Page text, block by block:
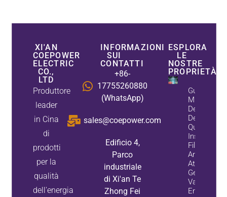
XI'AN
COEPOWER
ELECTRIC
CO.,
LTD
Produttore
leader
in Cina
di
prodotti
per la
qualità
dell'energia
INFORMAZIONI
SUI
CONTATTI
+86-
17755260880
(WhatsApp)
sales@coepower.com
Edificio 4,
Parco
industriale
di Xi'an Te
Zhong Fei
ESPLORA
LE
NOSTRE
PROPRIETÀ
Guida Al
Della
Dell'energia:
Quando
Installare
Filtro
Armonico
Attivo, Un
Generatore
Var Statico,
Entrambi